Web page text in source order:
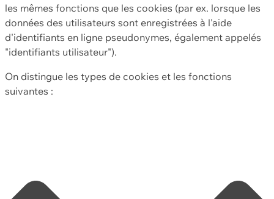
les mêmes fonctions que les cookies (par ex. lorsque les
données des utilisateurs sont enregistrées à l'aide
d'identifiants en ligne pseudonymes, également appelés
"identifiants utilisateur").
On distingue les types de cookies et les fonctions
suivantes :